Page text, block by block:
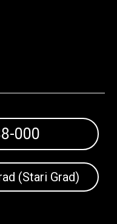
000
(Stari Grad)